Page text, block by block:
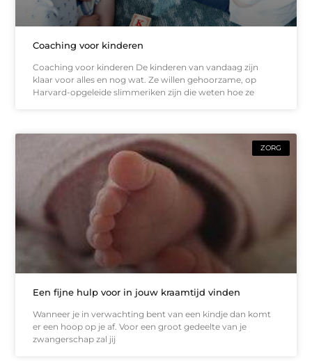
Coaching voor kinderen
Coaching voor kinderen De kinderen van vandaag zijn
klaar voor alles en nog wat. Ze willen gehoorzame, op
Harvard-opgeleide slimmeriken zijn die weten hoe ze
ZORG
Een fijne hulp voor in jouw kraamtijd vinden
Wanneer je in verwachting bent van een kindje dan komt
er een hoop op je af. Voor een groot gedeelte van je
zwangerschap zal jij